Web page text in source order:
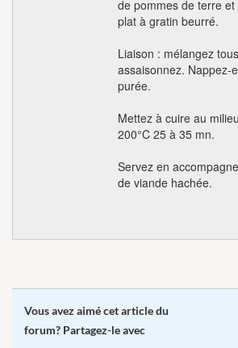
de pommes de terre
plat à gratin beurré.
Liaison : mélangez
assaisonnez. Nappez-
purée.
Mettez à cuire au
200°C 25 à 35 mn.
Servez en
de viande hachée.
Vous avez aimé cet article du
forum? Partagez-le avec